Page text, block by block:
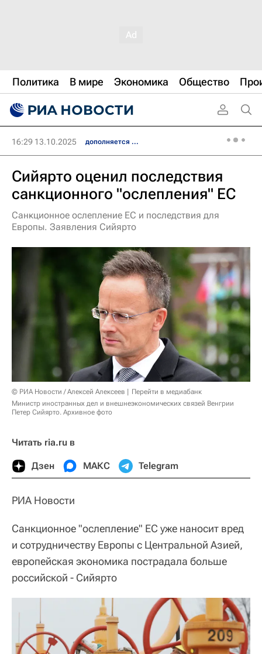
Политика В мире Экономика Общество
16:29 13.10.2025 дополняется ...
Сийярто оценил последствия
санкционного "ослепления" ЕС
Санкционное ослепление ЕС и последствия для
Европы. Заявления Сийярто
© РИА Новости / Алексей Алексеев
Перейти в медиабанк
Министр иностранных дел и внешнеэкономических связей Венгрии
Петер Сийярто. Архивное фото
Читать ria.ru в
Дзен МАКС Telegram
РИА Новости
Санкционное "ослепление" ЕС уже наносит вред
и сотрудничеству Европы с Центральной Азией,
европейская экономика пострадала больше
российской - Сийярто